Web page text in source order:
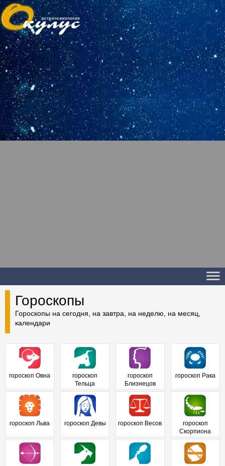
Гороскопы
Гороскопы на сегодня, на завтра, на неделю, на месяц,
календари
гороскоп Овна
гороскоп
Тельца
гороскоп
Близнецов
гороскоп Рака
гороскоп Льва гороскоп Девы гороскоп Весов
гороскоп
Скорпиона